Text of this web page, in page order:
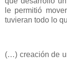
le permitió
tuvieran todo lo
(…) creación de